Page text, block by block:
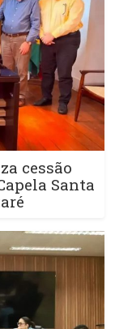
cessão
Santa